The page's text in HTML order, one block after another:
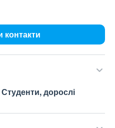
контакти
Студенти, дорослі